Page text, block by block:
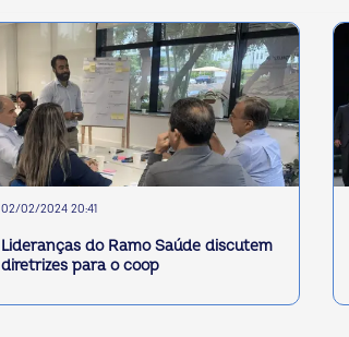
02/02/2024 20:41
Lideranças do Ramo Saúde discutem
diretrizes para o coop